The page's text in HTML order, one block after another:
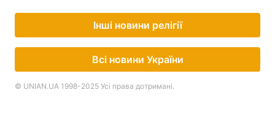
Інші новини релігії
Всі новини України
© UNIAN.UA 1998-2025 Усі права дотримані.